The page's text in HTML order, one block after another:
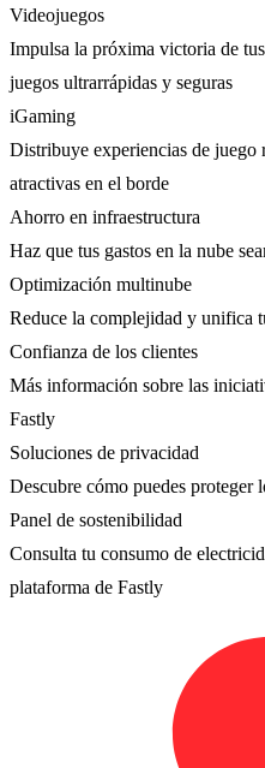
Videojuegos
Impulsa la próxima victoria de
juegos ultrarrápidas y seguras
iGaming
Distribuye experiencias de juego
atractivas en el borde
Ahorro en infraestructura
Haz que tus gastos en la nube
Optimización multinube
Reduce la complejidad y unifica
Confianza de los clientes
Más información sobre las
Fastly
Soluciones de privacidad
Descubre cómo puedes proteger
Panel de sostenibilidad
Consulta tu consumo de
plataforma de Fastly